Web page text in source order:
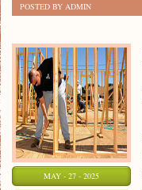
POSTED BY ADMIN
MAY - 27 - 2025